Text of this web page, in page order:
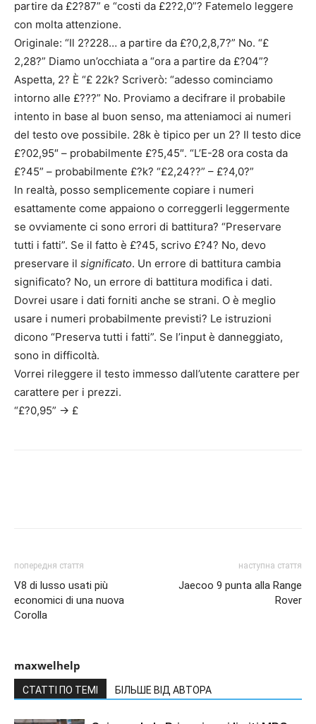
partire da £2?87” e “costi da £2?2,0”? Fatemelo leggere
con molta attenzione.
Originale: “Il 2?228… a partire da £?0,2,8,7?” No. “£
2,28?” Diamo un’occhiata a “ora a partire da £?04”?
Aspetta, 2? È “£ 22k? Scriverò: “adesso cominciamo
intorno alle £???” No. Proviamo a decifrare il probabile
intento in base al buon senso, ma atteniamoci ai numeri
del testo ove possibile. 28k è tipico per un 2? Il testo dice
£?02,95″ – probabilmente £?5,45″. “L’E-28 ora costa da
£?45” – probabilmente £?k? “£2,24??” – £?4,0?”
In realtà, posso semplicemente copiare i numeri
esattamente come appaiono o correggerli leggermente
se ovviamente ci sono errori di battitura? “Preservare
tutti i fatti”. Se il fatto è £?45, scrivo £?4? No, devo
preservare il significato. Un errore di battitura cambia
significato? No, un errore di battitura modifica i dati.
Dovrei usare i dati forniti anche se strani. O è meglio
usare i numeri probabilmente previsti? Le istruzioni
dicono “Preserva tutti i fatti”. Se l’input è danneggiato,
sono in difficoltà.
Vorrei rileggere il testo immesso dall’utente carattere per
carattere per i prezzi.
“£?0,95” -> £
попередня стаття
V8 di lusso usati più
economici di una nuova
Corolla
наступна стаття
Jaecoo 9 punta alla Range
Rover
maxwelhelp
СТАТТІ ПО ТЕМІ БІЛЬШЕ ВІД АВТОРА